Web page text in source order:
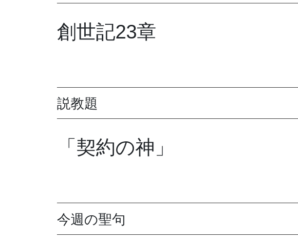
創世記23章
説教題
「契約の神」
今週の聖句